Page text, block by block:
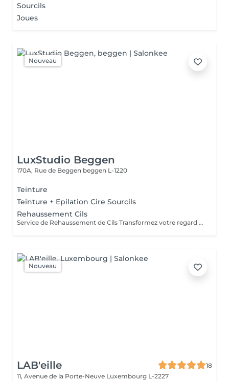
Sourcils
Joues
Nouveau
LuxStudio Beggen
170A, Rue de Beggen beggen L-1220
Teinture
Teinture + Epilation Cire Sourcils
Rehaussement Cils
Service de Rehaussement de Cils Transformez votre regard avec notre service de rehaussement de cils, disponible avec ou sans teinture. Notre technique avancée inclut : - *Courbure Durable* : Nous sublimons vos cils naturels en leur apportant une courbure élégante et durable. - *Option avec Teinture* : Pour un effet encore plus spectaculaire, ajoutez de la couleur à vos cils, vous libérant ainsi de l'utilisation quotidienne de mascara. - *Hydratation Incluse* : Nos traitements incluent une hydratation profonde, garantissant des cils sains et forts. ### Entretien Pour maintenir l'effet souhaité et éviter d'endommager vos cils, nous recommandons de refaire le traitement toutes les 4 à 6 semaines. Ainsi, vous assurez un regard toujours éblouissant tout en préservant la santé de vos cils. Prenez rendez-vous dès aujourd'hui et sublimez la beauté naturelle de vos yeux !
Nouveau
LAB'eille
18
11, Avenue de la Porte-Neuve Luxembourg L-2227